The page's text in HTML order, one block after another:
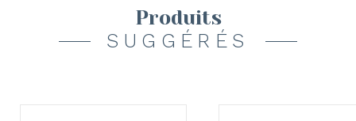
Produits
SUGGÉRÉS